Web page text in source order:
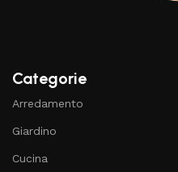
Categorie
Arredamento
Giardino
Cucina